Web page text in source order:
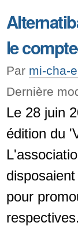
-
le
Par mi-cha-
Dernière
Le 28 juin
édition du
pour
respectives.